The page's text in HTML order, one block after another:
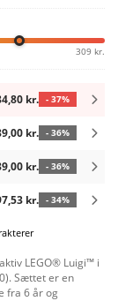
309 kr.
kr. - 37%
kr. - 36%
kr. - 36%
kr. - 34%
LEGO® Luigi™ i
Sættet er en
fra 6 år og